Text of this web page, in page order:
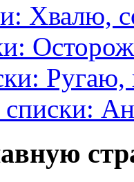
Хвалю,
Ругаю,